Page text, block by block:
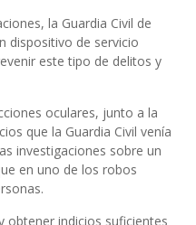
la Guardia Civil de
dispositivo de servicio
este tipo de delitos y
oculares, junto a la
que la Guardia Civil venía
investigaciones sobre un
en uno de los robos
obtener indicios suficientes